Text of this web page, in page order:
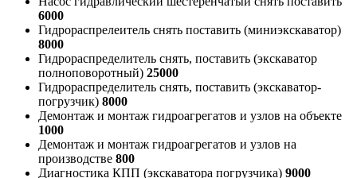
6000
Гидрораспрелеитель снять поставить (миниэкскаватор)
8000
Гидрораспределитель снять, поставить (экскаватор
полноповоротный) 25000
Гидрораспределитель снять, поставить (экскаватор-
погрузчик) 8000
Демонтаж и монтаж гидроагрегатов и узлов на объекте
1000
Демонтаж и монтаж гидроагрегатов и узлов на
производстве 800
Диагностика КПП (экскаватора погрузчика) 9000